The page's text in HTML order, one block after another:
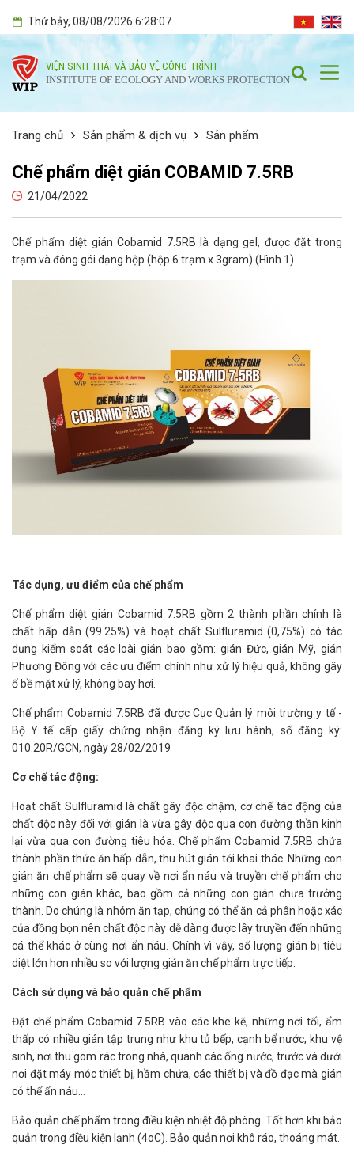
Thứ bảy, 08/08/2026 6:28:08
VIỆN SINH THÁI VÀ BẢO VỆ CÔNG TRÌNH
INSTITUTE OF ECOLOGY AND WORKS PROTECTION
Trang chủ Sản phẩm & dịch vụ Sản phẩm
Chế phẩm diệt gián COBAMID 7.5RB
21/04/2022
Chế phẩm diệt gián Cobamid 7.5RB là dạng gel, được đặt trong
trạm và đóng gói dạng hộp (hộp 6 trạm x 3gram) (Hình 1)
Tác dụng, ưu điểm của chế phẩm
Chế phẩm diệt gián Cobamid 7.5RB gồm 2 thành phần chính là
chất hấp dẫn (99.25%) và hoạt chất Sulfluramid (0,75%) có tác
dụng kiểm soát các loài gián bao gồm: gián Đức, gián Mỹ, gián
Phương Đông với các ưu điểm chính như xử lý hiệu quả, không gây
ố bề mặt xử lý, không bay hơi.
Chế phẩm Cobamid 7.5RB đã được Cục Quản lý môi trường y tế -
Bộ Y tế cấp giấy chứng nhận đăng ký lưu hành, số đăng ký:
010.20R/GCN, ngày 28/02/2019
Cơ chế tác động:
Hoạt chất Sulfluramid là chất gây độc chậm, cơ chế tác động của
chất độc này đối với gián là vừa gây độc qua con đường thần kinh
lại vừa qua con đường tiêu hóa. Chế phẩm Cobamid 7.5RB chứa
thành phần thức ăn hấp dẫn, thu hút gián tới khai thác. Những con
gián ăn chế phẩm sẽ quay về nơi ẩn náu và truyền chế phẩm cho
những con gián khác, bao gồm cả những con gián chưa trưởng
thành. Do chúng là nhóm ăn tạp, chúng có thể ăn cả phân hoặc xác
của đồng bọn nên chất độc này dễ dàng được lây truyền đến những
cá thể khác ở cùng nơi ẩn náu. Chính vì vậy, số lượng gián bị tiêu
diệt lớn hơn nhiều so với lượng gián ăn chế phẩm trực tiếp.
Cách sử dụng và bảo quản chế phẩm
Đặt chế phẩm Cobamid 7.5RB vào các khe kẽ, những nơi tối, ẩm
thấp có nhiều gián tập trung như khu tủ bếp, cạnh bể nước, khu vệ
sinh, nơi thu gom rác trong nhà, quanh các ống nước, trước và dưới
nơi đặt máy móc thiết bị, hầm chứa, các thiết bị và đồ đạc mà gián
có thể ẩn náu…
Bảo quản chế phẩm trong điều kiện nhiệt độ phòng. Tốt hơn khi bảo
quản trong điều kiện lạnh (4oC). Bảo quản nơi khô ráo, thoáng mát.